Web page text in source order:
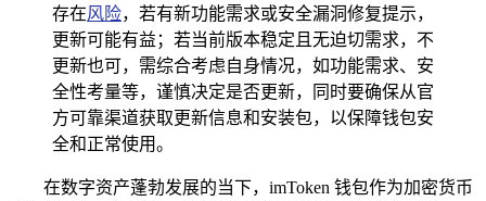
存在风险，若有新功能需求或安全漏洞修复提示，
更新可能有益；若当前版本稳定且无迫切需求，不
更新也可，需综合考虑自身情况，如功能需求、安
全性考量等，谨慎决定是否更新，同时要确保从官
方可靠渠道获取更新信息和安装包，以保障钱包安
全和正常使用。
在数字资产蓬勃发展的当下，imToken 钱包作为加密货币